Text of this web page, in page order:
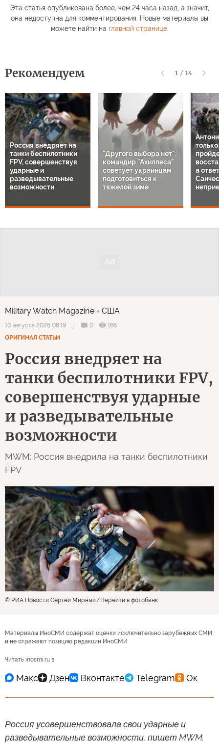
Эта статья опубликована более, чем 24 часа назад, а значит,
она недоступна для комментирования. Новые материалы вы
можете найти на главной странице.
Рекомендуем 1 / 14
Россия внедряет на
танки беспилотники
FPV, совершенствуя
ударные и
разведывательные
возможности
"Другого выбора нет":
командир "Ахиллеса"
советует украинцам
подготовиться к
тяжелой зиме
а
Military Watch Magazine США
10 августа 2026 08:19 0
166
ОРИГИНАЛ СТАТЬИ
Россия внедряет на
танки беспилотники FPV,
совершенствуя ударные
и разведывательные
возможности
MWM: Россия внедрила на танки беспилотники
FPV
© РИА Новости Сергей Мирный Перейти в фотобанк
Материалы ИноСМИ содержат оценки исключительно зарубежных СМИ
и не отражают позицию редакции ИноСМИ
Читать inosmi.ru в
Россия усовершенствовала свои ударные и
разведывательные возможности, пишет MWM.